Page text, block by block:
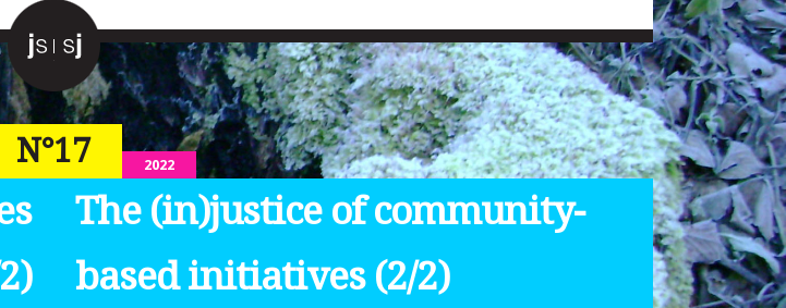
N°17 2022
The (in)justice of community-
based initiatives (2/2)